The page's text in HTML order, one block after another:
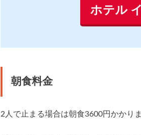
ホテル
朝食料金
2人で止まる場合は朝食3600円かかり